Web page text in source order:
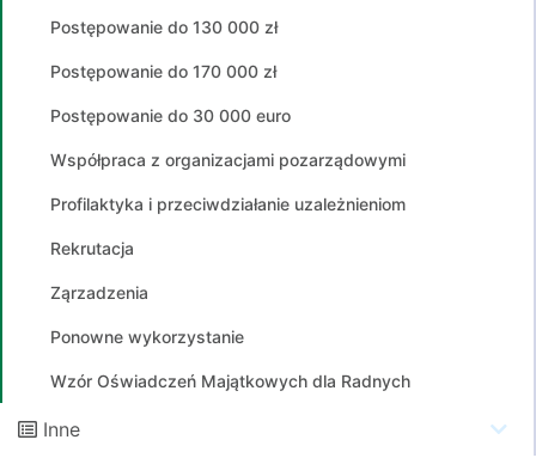
Postępowanie do 130 000 zł
Postępowanie do 170 000 zł
Postępowanie do 30 000 euro
Współpraca z organizacjami pozarządowymi
Profilaktyka i przeciwdziałanie uzależnieniom
Rekrutacja
Ząrzadzenia
Ponowne wykorzystanie
Wzór Oświadczeń Majątkowych dla Radnych
Inne